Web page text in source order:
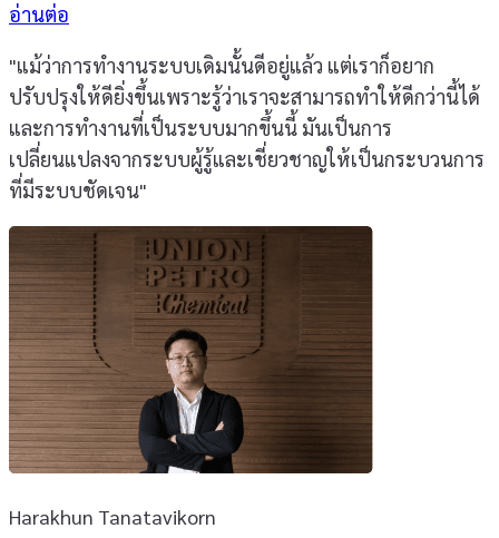
อ่านต่อ
"แม้ว่าการทำงานระบบเดิมนั้นดีอยู่แล้ว แต่เราก็อยาก
ปรับปรุงให้ดียิ่งขึ้นเพราะรู้ว่าเราจะสามารถทำให้ดีกว่านี้ได้
และการทำงานที่เป็นระบบมากขึ้นนี้ มันเป็นการ
เปลี่ยนแปลงจากระบบผู้รู้และเชี่ยวชาญให้เป็นกระบวนการ
ที่มีระบบชัดเจน"
Harakhun Tanatavikorn